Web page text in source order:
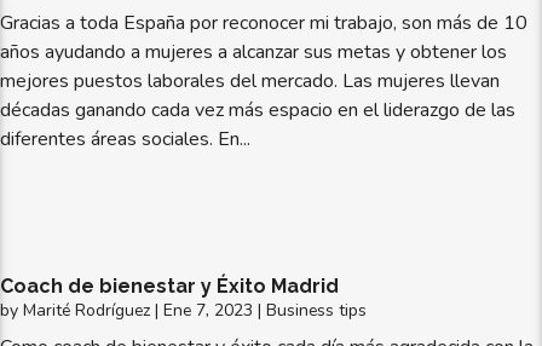
Gracias a toda España por reconocer mi trabajo, son más de 10
años ayudando a mujeres a alcanzar sus metas y obtener los
mejores puestos laborales del mercado. Las mujeres llevan
décadas ganando cada vez más espacio en el liderazgo de las
diferentes áreas sociales. En...
Coach de bienestar y Éxito Madrid
by Marité Rodríguez | Ene 7, 2023 | Business tips